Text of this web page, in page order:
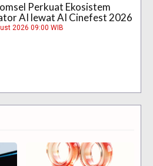
Perkuat Ekosistem
AI lewat AI Cinefest 2026
2026 09:00 WIB